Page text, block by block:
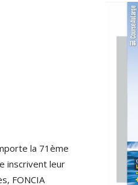
la 71ème
inscrivent leur
FONCIA